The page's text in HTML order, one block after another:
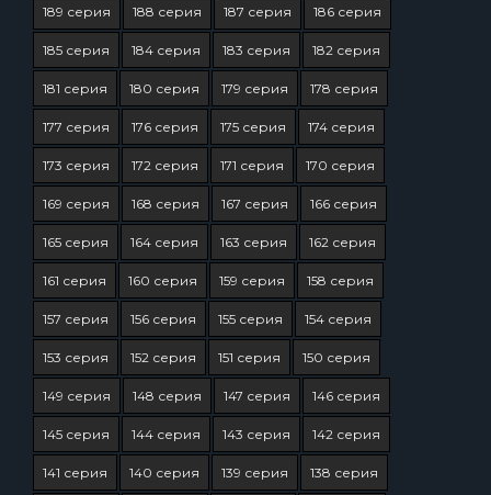
189 серия 188 серия 187 серия 186 серия
185 серия 184 серия 183 серия 182 серия
181 серия 180 серия 179 серия 178 серия
177 серия 176 серия 175 серия 174 серия
173 серия 172 серия 171 серия 170 серия
169 серия 168 серия 167 серия 166 серия
165 серия 164 серия 163 серия 162 серия
161 серия 160 серия 159 серия 158 серия
157 серия 156 серия 155 серия 154 серия
153 серия 152 серия 151 серия 150 серия
149 серия 148 серия 147 серия 146 серия
145 серия 144 серия 143 серия 142 серия
141 серия 140 серия 139 серия 138 серия